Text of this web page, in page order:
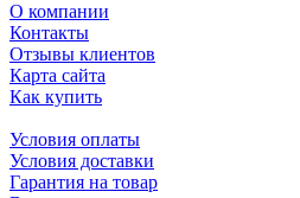
О компании
Контакты
Отзывы клиентов
Карта сайта
Как купить
Условия оплаты
Условия доставки
Гарантия на товар